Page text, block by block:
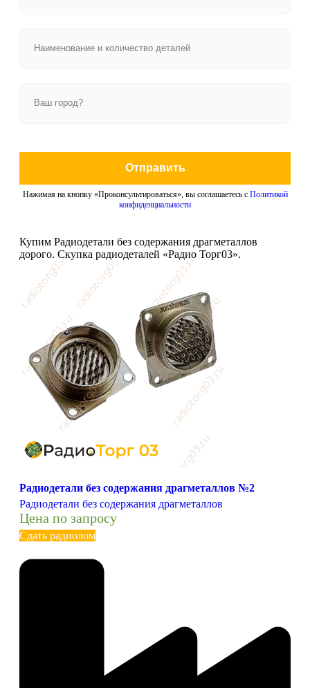
Отправить
Нажимая на кнопку «Проконсультироваться», вы соглашаетесь с Политикой
конфиденциальности
Купим Радиодетали без содержания драгметаллов
дорого. Скупка радиодеталей «Радио Торг03».
Радиодетали без содержания драгметаллов №2
Радиодетали без содержания драгметаллов
Цена по запросу
Сдать радиолом